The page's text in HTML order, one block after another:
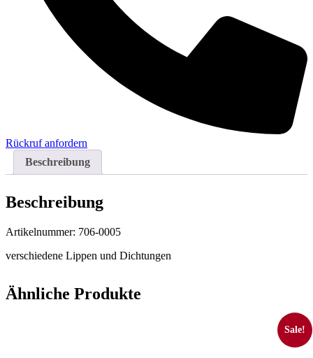
Rückruf anfordern
Beschreibung
Beschreibung
Artikelnummer: 706-0005
verschiedene Lippen und Dichtungen
Ähnliche Produkte
Sale!